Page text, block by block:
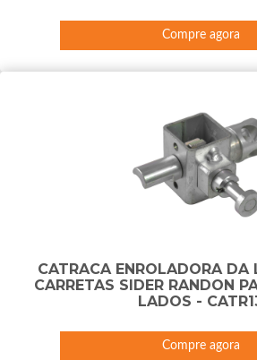
Compre agora
CATRACA ENROLADORA DA
CARRETAS SIDER RANDON
LADOS -
Compre agora